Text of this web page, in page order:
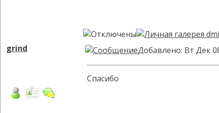
grind Добавлено: Вт Дек
Спасибо